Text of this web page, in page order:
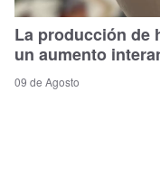
La producción de
un aumento
09 de Agosto